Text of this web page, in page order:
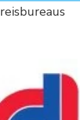
reisbureaus